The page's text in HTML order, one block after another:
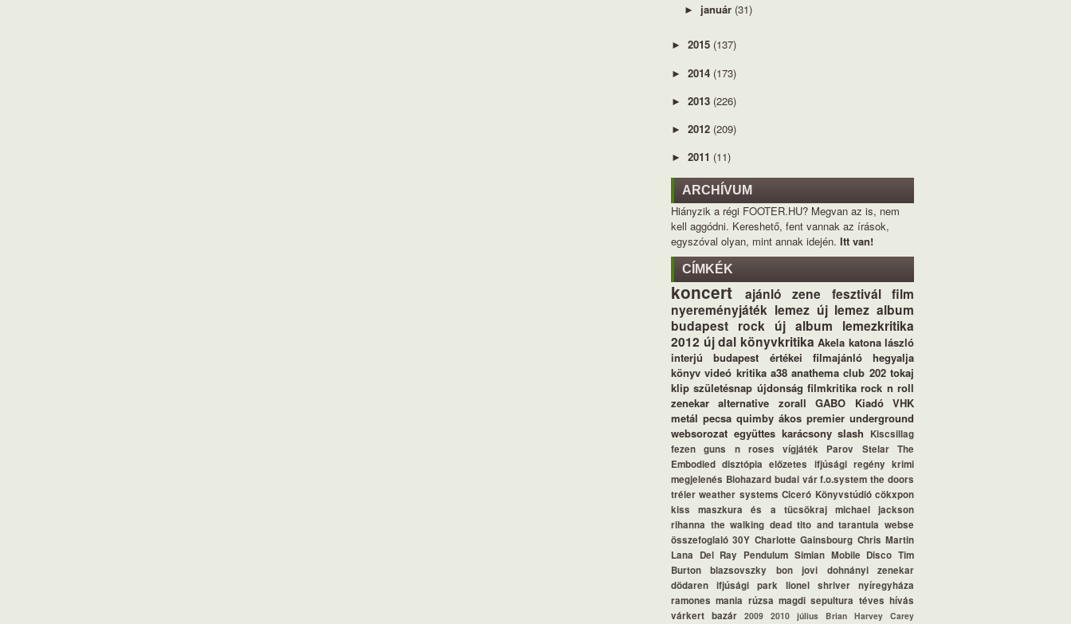
► január (31)
► 2015 (137)
► 2014 (173)
► 2013 (226)
► 2012 (209)
► 2011 (11)
ARCHÍVUM
Hiányzik a régi FOOTER.HU? Megvan az is, nem
kell aggódni. Kereshető, fent vannak az írások,
egyszóval olyan, mint annak idején. Itt van!
CÍMKÉK
koncert ajánló zene fesztivál film
nyereményjáték lemez új lemez album
budapest rock új album
lemezkritika
2012 új dal könyvkritika Akela katona lászló
interjú
budapest értékei filmajánló
hegyalja
könyv videó kritika a38 anathema club 202 tokaj
klip születésnap újdonság filmkritika rock n roll
zenekar
alternative zorall GABO Kiadó
VHK
metál pecsa quimby ákos premier underground
websorozat együttes karácsony slash Kiscsillag
fezen
guns n roses vígjáték Parov Stelar
The
Embodied disztópia előzetes ifjúsági regény krimi
megjelenés Biohazard budai vár f.o.system the doors
tréler weather systems Ciceró Könyvstúdió cökxpon
kiss
maszkura és a tücsökraj
michael jackson
rihanna the walking dead tito and tarantula webse
összefoglaló 30Y Charlotte Gainsbourg Chris Martin
Lana Del Ray Pendulum Simian Mobile Disco Tim
Burton
blazsovszky bon jovi
dohnányi zenekar
dödaren ifjúsági park lionel shriver nyíregyháza
ramones mania rúzsa magdi sepultura téves hívás
várkert bazár 2009 2010 július Brian Harvey Carey